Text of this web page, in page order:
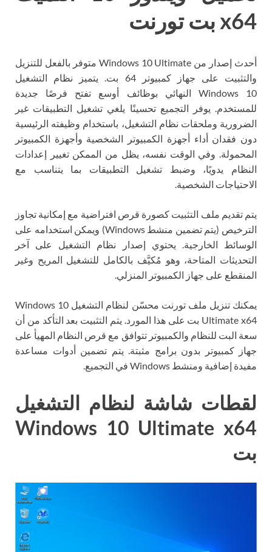
x64 بت تورنت
أحدث إصدار من Windows 10 Ultimate متوفر بالفعل للتنزيل
والتثبيت على جهاز كمبيوتر 64 بت. يتميز نظام التشغيل
Windows 10 النهائي بوظائف أوسع تفتح فرصًا جديدة
للمستخدم. يوفر التجميع تحسينًا يلغي تشغيل التطبيقات غير
الضرورية وملحقات نظام التشغيل، باستخدام وظيفته الرئيسية
دون فقدان أداء أجهزة الكمبيوتر الشخصية وأجهزة الكمبيوتر
المحمولة. وفي الوقت نفسه، يظل من الممكن تغيير إعدادات
النظام يدويًا، وضبط تشغيل التطبيقات بما يتناسب مع
الاحتياجات الشخصية.
يتم تقديم ملف التثبيت كصورة قرص افتراضية مع إمكانية تجاوز
الترخيص (يتم تضمين منشط Windows) ويمكن استخدامه على
الوسائط الخارجية. يحتوي إصدار نظام التشغيل على آخر
التحديثات المتاحة، وهو مُكيَّف بالكامل للتشغيل المريح وغير
المنقطع على جهاز الكمبيوتر المنزلي.
يمكنك تنزيل ملف تورنت محسّن لنظام التشغيل Windows 10
Ultimate x64 بت على هذا المورد. يتم التثبيت بعد التأكد من أن
سعة البت للنظام والكمبيوتر تتوافق مع قرص النظام المهيأ على
جهاز كمبيوتر بدون برامج مثبتة. يتم تضمين أدوات مساعدة
مفيدة إضافية ومنشط Windows في التجميع.
لقطات شاشة لنظام التشغيل
Windows 10 Ultimate x64
بت